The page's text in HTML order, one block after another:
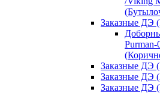
Заказные ДЭ
Заказные ДЭ
Заказные ДЭ
Заказные ДЭ